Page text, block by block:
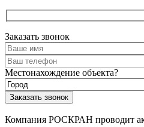
Заказать звонок
Местонахождение объекта?
Компания РОСКРАН проводит